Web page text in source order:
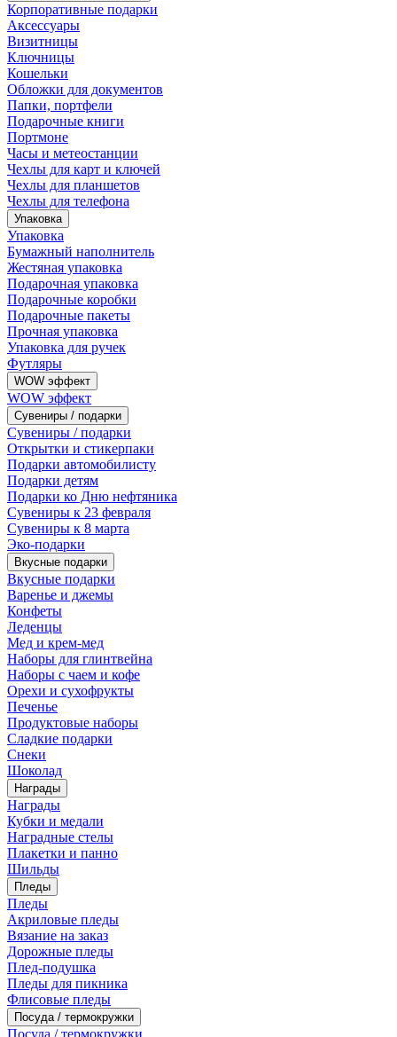
Корпоративные подарки
Аксессуары
Визитницы
Ключницы
Кошельки
Обложки для документов
Папки, портфели
Подарочные книги
Портмоне
Часы и метеостанции
Чехлы для карт и ключей
Чехлы для планшетов
Чехлы для телефона
Упаковка
Упаковка
Бумажный наполнитель
Жестяная упаковка
Подарочная упаковка
Подарочные коробки
Подарочные пакеты
Прочная упаковка
Упаковка для ручек
Футляры
WOW эффект
WOW эффект
Сувениры / подарки
Сувениры / подарки
Открытки и стикерпаки
Подарки автомобилисту
Подарки детям
Подарки ко Дню нефтяника
Сувениры к 23 февраля
Сувениры к 8 марта
Эко-подарки
Вкусные подарки
Вкусные подарки
Варенье и джемы
Конфеты
Леденцы
Мед и крем-мед
Наборы для глинтвейна
Наборы с чаем и кофе
Орехи и сухофрукты
Печенье
Продуктовые наборы
Сладкие подарки
Снеки
Шоколад
Награды
Награды
Кубки и медали
Наградные стелы
Плакетки и панно
Шильды
Пледы
Пледы
Акриловые пледы
Вязание на заказ
Дорожные пледы
Плед-подушка
Пледы для пикника
Флисовые пледы
Посуда / термокружки
Посуда / термокружки